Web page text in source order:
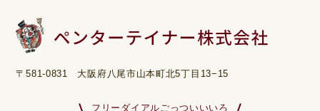
〒581-0831 大阪府八尾市山本町北5丁目13−15
フリーダイアルごっついいいろ